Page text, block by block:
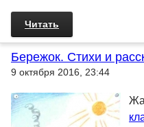
Читать
Бережок. Стихи и
9 октября 2016, 23:44